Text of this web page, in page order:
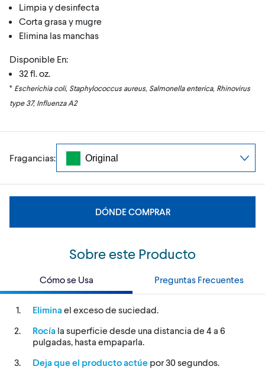
Limpia y desinfecta
Corta grasa y mugre
Elimina las manchas
Disponible En:
32 fl. oz.
* Escherichia coli, Staphylococcus aureus, Salmonella enterica, Rhinovirus
type 37, Influenza A2
Fragancias:
DÓNDE COMPRAR
Sobre este Producto
Cómo se Usa Preguntas Frecuentes
Elimina el exceso de suciedad.
Rocía la superficie desde una distancia de 4 a 6
pulgadas, hasta empaparla.
Deja que el producto actúe por 30 segundos.